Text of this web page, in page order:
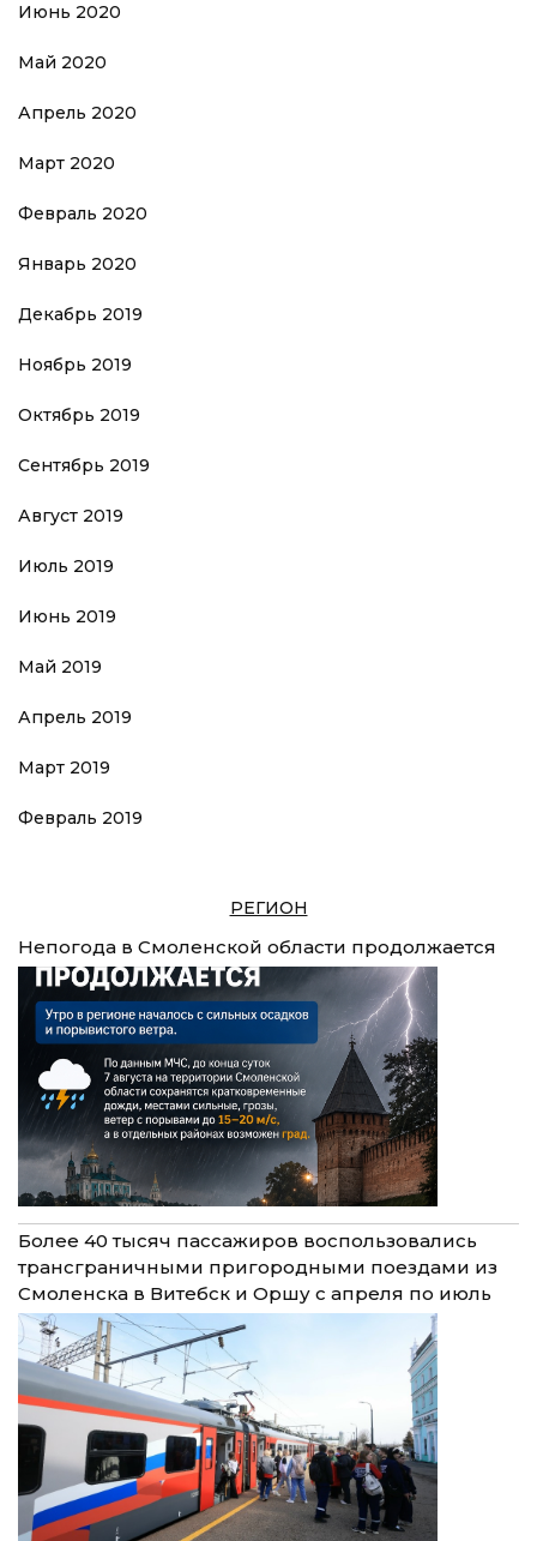
Июнь 2020
Май 2020
Апрель 2020
Март 2020
Февраль 2020
Январь 2020
Декабрь 2019
Ноябрь 2019
Октябрь 2019
Сентябрь 2019
Август 2019
Июль 2019
Июнь 2019
Май 2019
Апрель 2019
Март 2019
Февраль 2019
РЕГИОН
Непогода в Смоленской области продолжается
Более 40 тысяч пассажиров воспользовались
трансграничными пригородными поездами из
Смоленска в Витебск и Оршу с апреля по июль